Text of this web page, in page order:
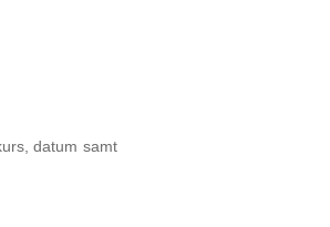
datum samt